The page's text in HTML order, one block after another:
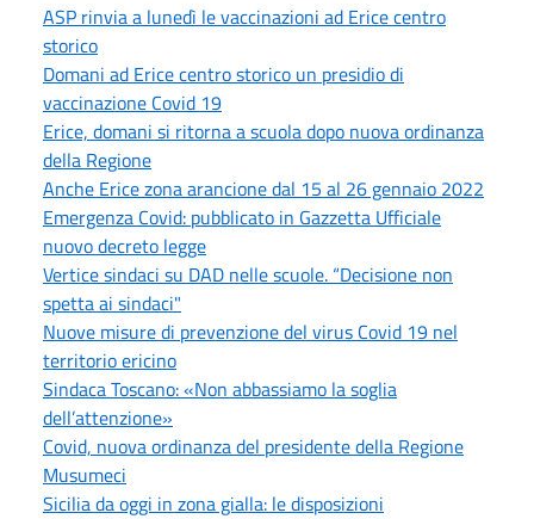
ASP rinvia a lunedì le vaccinazioni ad Erice centro
storico
Domani ad Erice centro storico un presidio di
vaccinazione Covid 19
Erice, domani si ritorna a scuola dopo nuova ordinanza
della Regione
Anche Erice zona arancione dal 15 al 26 gennaio 2022
Emergenza Covid: pubblicato in Gazzetta Ufficiale
nuovo decreto legge
Vertice sindaci su DAD nelle scuole. “Decisione non
spetta ai sindaci"
Nuove misure di prevenzione del virus Covid 19 nel
territorio ericino
Sindaca Toscano: «Non abbassiamo la soglia
dell’attenzione»
Covid, nuova ordinanza del presidente della Regione
Musumeci
Sicilia da oggi in zona gialla: le disposizioni